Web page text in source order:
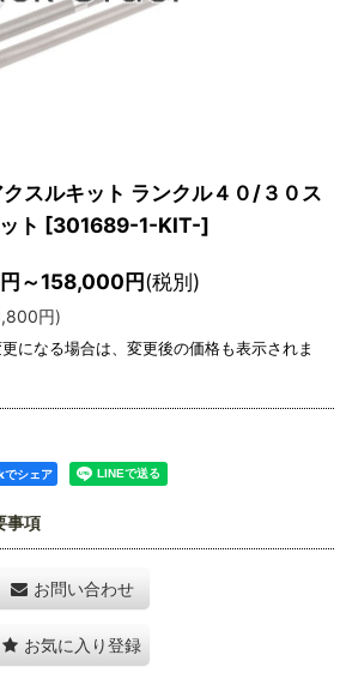
スルキット ランクル４０/３０ス
ト [301689-1-KIT-]
円～158,000円(税別)
円)
シェア
事項
お問い合わせ
お気に入り登録